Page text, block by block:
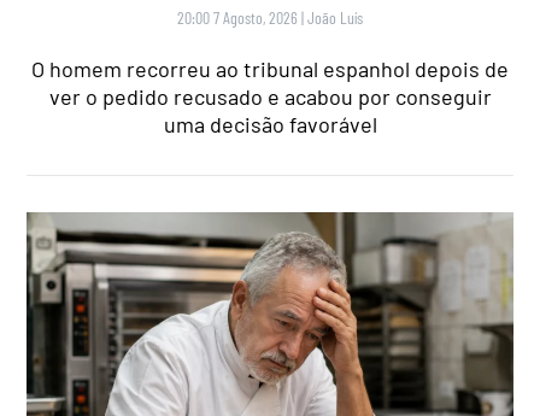
20:00 7 Agosto, 2026 |João Luís
O homem recorreu ao tribunal espanhol depois de
ver o pedido recusado e acabou por conseguir
uma decisão favorável